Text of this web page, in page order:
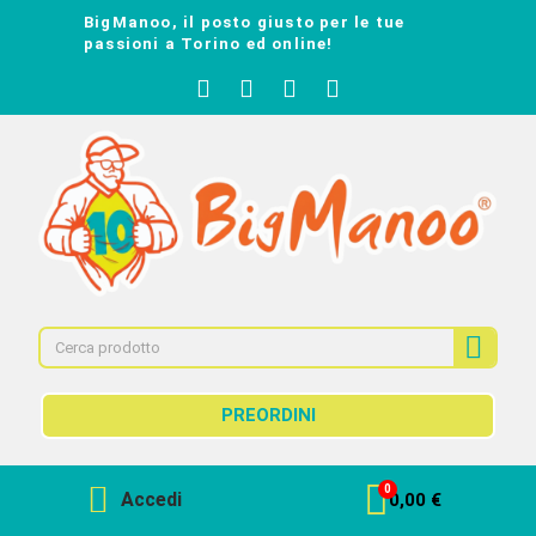
BigManoo, il posto giusto per le tue
passioni a Torino ed online!
PREORDINI
Accedi 0,00 €